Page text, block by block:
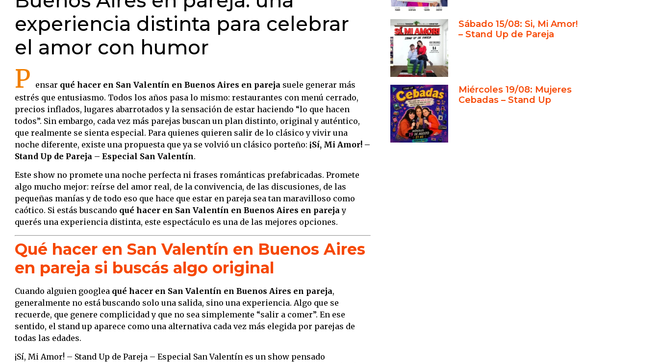
experiencia distinta para celebrar
el amor con humor
P ensar qué hacer en San Valentín en Buenos Aires en pareja suele generar más
estrés que entusiasmo. Todos los años pasa lo mismo: restaurantes con menú cerrado,
precios inflados, lugares abarrotados y la sensación de estar haciendo “lo que hacen
todos”. Sin embargo, cada vez más parejas buscan un plan distinto, original y auténtico,
que realmente se sienta especial. Para quienes quieren salir de lo clásico y vivir una
noche diferente, existe una propuesta que ya se volvió un clásico porteño: ¡Sí, Mi Amor! –
Stand Up de Pareja – Especial San Valentín.
Este show no promete una noche perfecta ni frases románticas prefabricadas. Promete
algo mucho mejor: reírse del amor real, de la convivencia, de las discusiones, de las
pequeñas manías y de todo eso que hace que estar en pareja sea tan maravilloso como
caótico. Si estás buscando qué hacer en San Valentín en Buenos Aires en parejay
querés una experiencia distinta, este espectáculo es una de las mejores opciones.
Qué hacer en San Valentín en Buenos Aires
en pareja si buscás algo original
Cuando alguien googlea qué hacer en San Valentín en Buenos Aires en pareja,
generalmente no está buscando solo una salida, sino una experiencia. Algo que se
recuerde, que genere complicidad y que no sea simplemente “salir a comer”. En ese
sentido, el stand up aparece como una alternativa cada vez más elegida por parejas de
todas las edades.
¡Sí, Mi Amor! – Stand Up de Pareja – Especial San Valentín es un show pensado
El nacimiento de ¡Sí, Mi Amor! y su
consolidación como fenómeno
Química escénica y humor de pareja que
conecta con el público
Aporte a espectáculos innovadores y
públicos diversos
Por qué Fernando y Maio redefinen qué
hacer en San Valentín en Buenos Aires
en pareja
Humor que fortalece vínculos y crea
recuerdos compartidos
Sábado 15/08: Si, Mi Amor!
– Stand Up de Pareja
Miércoles 19/08: Mujeres
Cebadas – Stand Up